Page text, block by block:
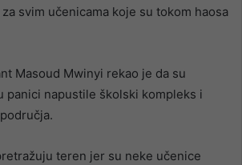
svim učenicama koje su tokom haosa
Masoud Mwinyi rekao je da su
panici napustile školski kompleks i
teren jer su neke učenice